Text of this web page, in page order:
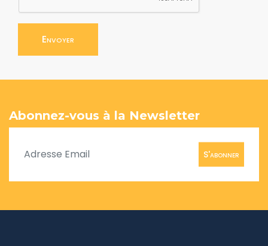
Envoyer
Abonnez-vous à la Newsletter
S'abonner